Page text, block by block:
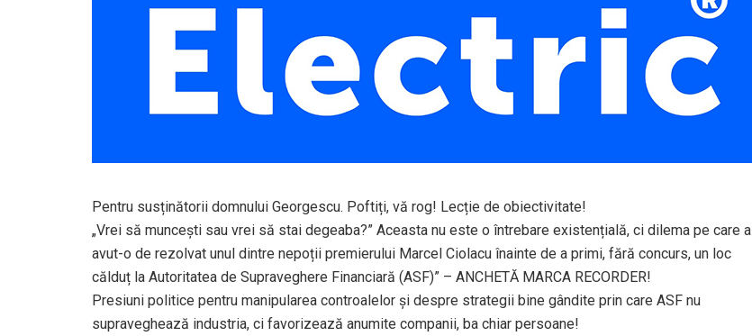
Pentru susținătorii domnului Georgescu. Poftiți, vă rog! Lecție de obiectivitate!
„Vrei să muncești sau vrei să stai degeaba?” Aceasta nu este o întrebare existențială, ci dilema pe care a
avut-o de rezolvat unul dintre nepoții premierului Marcel Ciolacu înainte de a primi, fără concurs, un loc
călduț la Autoritatea de Supraveghere Financiară (ASF)” – ANCHETĂ MARCA RECORDER!
Presiuni politice pentru manipularea controalelor și despre strategii bine gândite prin care ASF nu
supraveghează industria, ci favorizează anumite companii, ba chiar persoane!